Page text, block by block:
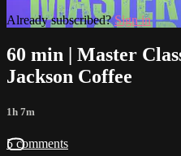
Already subscribed?Sign in
60 min | Master
Jackson Coffee
1h 7m
5 comments